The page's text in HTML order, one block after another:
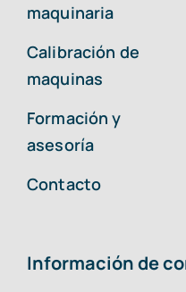
maquinaria
Calibración de
maquinas
Formación y
asesoría
Contacto
Información de